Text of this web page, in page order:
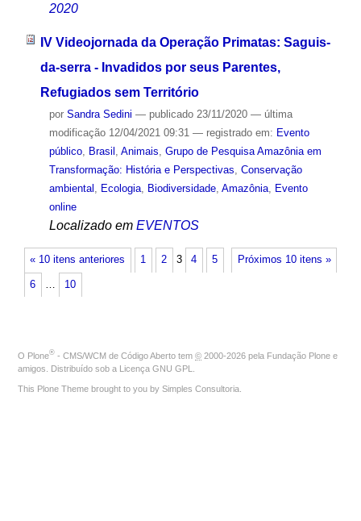
2020
IV Videojornada da Operação Primatas: Saguis-
da-serra - Invadidos por seus Parentes,
Refugiados sem Território
por Sandra Sedini — publicado23/11/2020 — última
modificação12/04/2021 09:31 — registrado em: Evento
público, Brasil , Animais, Grupo de Pesquisa Amazônia em
Transformação: História e Perspectivas, Conservação
ambiental , Ecologia, Biodiversidade, Amazônia, Evento
online
Localizado em EVENTOS
« 10 itens anteriores Próximos 10 itens »
1 2 3 4 5
6 … 10
O Plone® - CMS/WCM de Código Aberto tem © 2000-2026 pela Fundação Plone e
amigos. Distribuído sob a Licença GNU GPL
This Plone Theme brought to you by Simples Consultoria